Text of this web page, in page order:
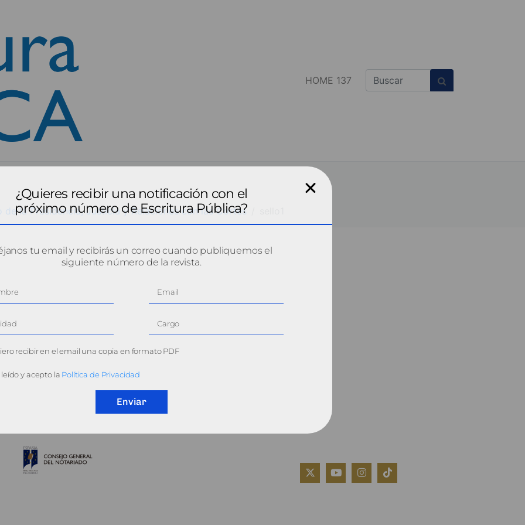
HOME 137
de la Presidencia, Justicia y Relaciones con las Cortes
POLÍTICA DE COOKIES
¿Quieres recibir una notificación con el
próximo número de Escritura Pública?
tu email y recibirás un correo cuando publiquemos el
siguiente número de la revista.
recibir en el email una copia en formato PDF
leído y acepto la Política de Privacidad
Enviar